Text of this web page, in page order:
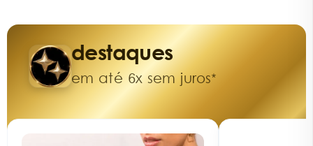
destaques
em até 6x sem juros*